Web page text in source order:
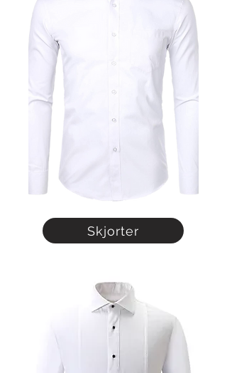
Skjorter